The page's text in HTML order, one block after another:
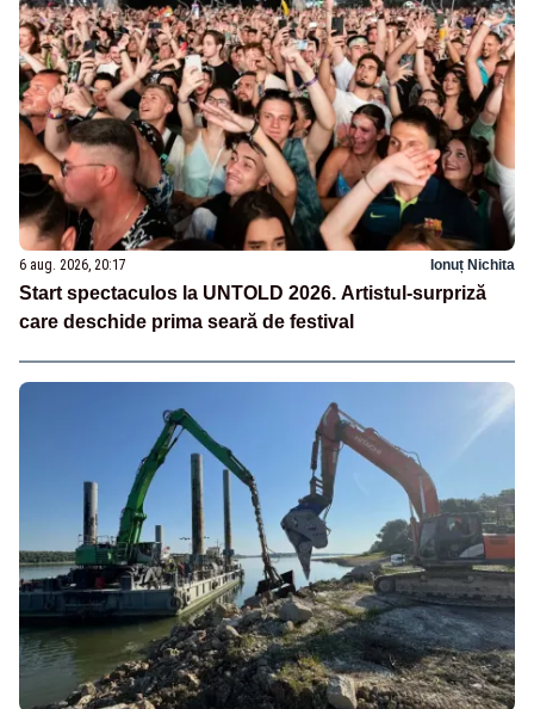
6 aug. 2026, 20:17 Ionuț Nichita
Start spectaculos la UNTOLD 2026. Artistul-surpriză
care deschide prima seară de festival